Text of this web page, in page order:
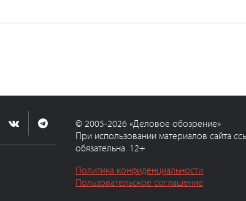
© 2005-2026 «Деловое обозрение»
При использовании материалов сайта
обязательна. 12+
Политика конфиденциальности
Пользовательское соглашение